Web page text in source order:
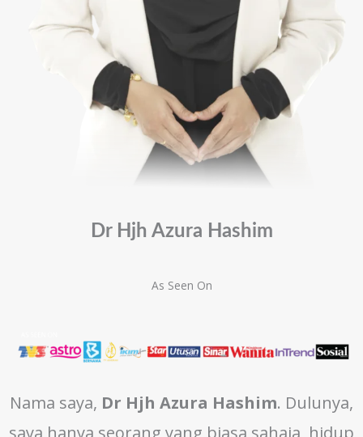
Dr Hjh Azura Hashim
As Seen On
Nama saya, Dr Hjh Azura Hashim. Dulunya,